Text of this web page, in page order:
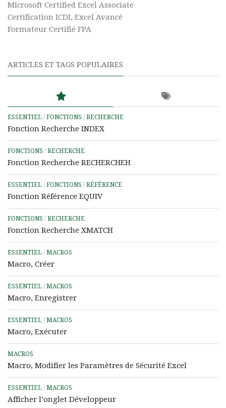
Microsoft Certified Excel Associate
Certification ICDL Excel Avancé
Formateur Certifié FPA
ARTICLES ET TAGS POPULAIRES
ESSENTIEL / FONCTIONS / RECHERCHE
Fonction Recherche INDEX
FONCTIONS / RECHERCHE
Fonction Recherche RECHERCHEH
ESSENTIEL / FONCTIONS / RÉFÉRENCE
Fonction Référence EQUIV
FONCTIONS / RECHERCHE
Fonction Recherche XMATCH
ESSENTIEL / MACROS
Macro, Créer
ESSENTIEL / MACROS
Macro, Enregistrer
ESSENTIEL / MACROS
Macro, Exécuter
MACROS
Macro, Modifier les Paramètres de Sécurité Excel
ESSENTIEL / MACROS
Afficher l’onglet Développeur